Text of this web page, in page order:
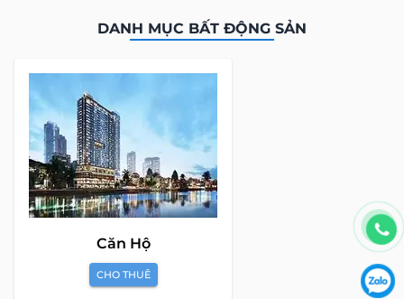
DANH MỤC BẤT ĐỘNG SẢN
Căn Hộ
CHO THUÊ